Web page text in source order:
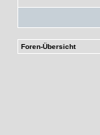
Foren-Übersicht